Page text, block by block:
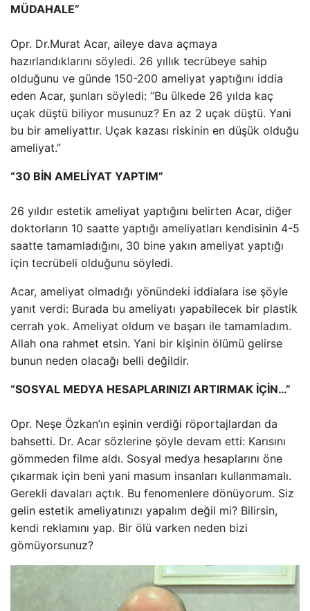
MÜDAHALE”
Opr. Dr.Murat Acar, aileye dava açmaya
hazırlandıklarını söyledi. 26 yıllık tecrübeye sahip
olduğunu ve günde 150-200 ameliyat yaptığını iddia
eden Acar, şunları söyledi: “Bu ülkede 26 yılda kaç
uçak düştü biliyor musunuz? En az 2 uçak düştü. Yani
bu bir ameliyattır. Uçak kazası riskinin en düşük olduğu
ameliyat.”
“30 BİN AMELİYAT YAPTIM”
26 yıldır estetik ameliyat yaptığını belirten Acar, diğer
doktorların 10 saatte yaptığı ameliyatları kendisinin 4-5
saatte tamamladığını, 30 bine yakın ameliyat yaptığı
için tecrübeli olduğunu söyledi.
Acar, ameliyat olmadığı yönündeki iddialara ise şöyle
yanıt verdi: Burada bu ameliyatı yapabilecek bir plastik
cerrah yok. Ameliyat oldum ve başarı ile tamamladım.
Allah ona rahmet etsin. Yani bir kişinin ölümü gelirse
bunun neden olacağı belli değildir.
“SOSYAL MEDYA HESAPLARINIZI ARTIRMAK İÇİN…”
Opr. Neşe Özkan’ın eşinin verdiği röportajlardan da
bahsetti. Dr. Acar sözlerine şöyle devam etti: Karısını
gömmeden filme aldı. Sosyal medya hesaplarını öne
çıkarmak için beni yani masum insanları kullanmamalı.
Gerekli davaları açtık. Bu fenomenlere dönüyorum. Siz
gelin estetik ameliyatınızı yapalım değil mi? Bilirsin,
kendi reklamını yap. Bir ölü varken neden bizi
gömüyorsunuz?